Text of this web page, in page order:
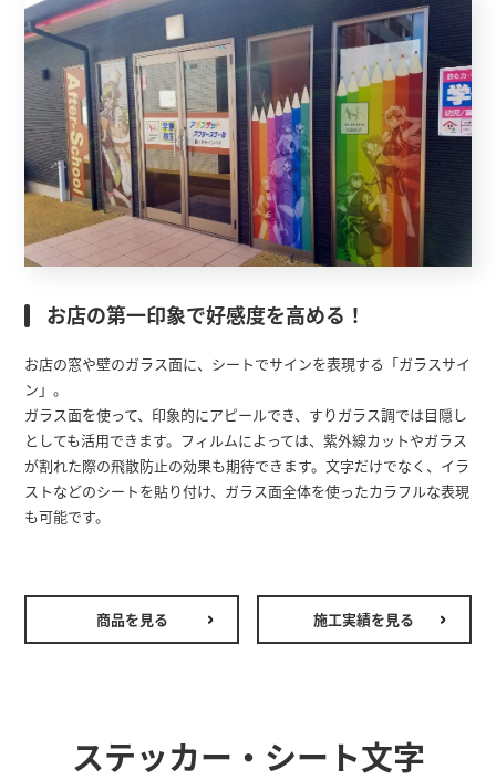
お店の第一印象で好感度を高める！
お店の窓や壁のガラス面に、シートでサインを表現する「ガラスサイ
ン」。
ガラス面を使って、印象的にアピールでき、すりガラス調では目隠し
としても活用できます。フィルムによっては、紫外線カットやガラス
が割れた際の飛散防止の効果も期待できます。文字だけでなく、イラ
ストなどのシートを貼り付け、ガラス面全体を使ったカラフルな表現
も可能です。
商品を見る 施工実績を見る
ステッカー・シート文字